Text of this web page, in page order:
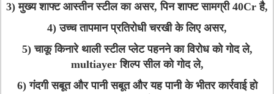
3) मुख्य शाफ्ट आस्तीन स्टील का असर, पिन शाफ्ट सामग्री 40Cr है,
4) उच्च तापमान प्रतिरोधी चरखी के लिए असर,
5) चाकू किनारे थाली स्टील प्लेट पहनने का विरोध को गोद ले,
multiayer शिल्प सील को गोद ले,
6) गंदगी सबूत और पानी सबूत और यह पानी के भीतर कार्रवाई हो